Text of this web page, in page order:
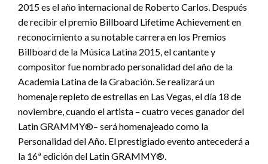
2015 es el año internacional de Roberto Carlos. Después
de recibir el premio Billboard Lifetime Achievement en
reconocimiento a su notable carrera en los Premios
Billboard de la Música Latina 2015, el cantante y
compositor fue nombrado personalidad del año de la
Academia Latina de la Grabación. Se realizará un
homenaje repleto de estrellas en Las Vegas, el día 18 de
noviembre, cuando el artista – cuatro veces ganador del
Latin GRAMMY®– será homenajeado como la
Personalidad del Año. El prestigiado evento antecederá a
la 16ª edición del Latin GRAMMY®.